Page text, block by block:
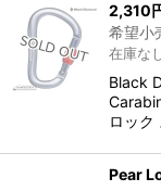
2,310
希望小
在庫な
Black
ロッ
Pear